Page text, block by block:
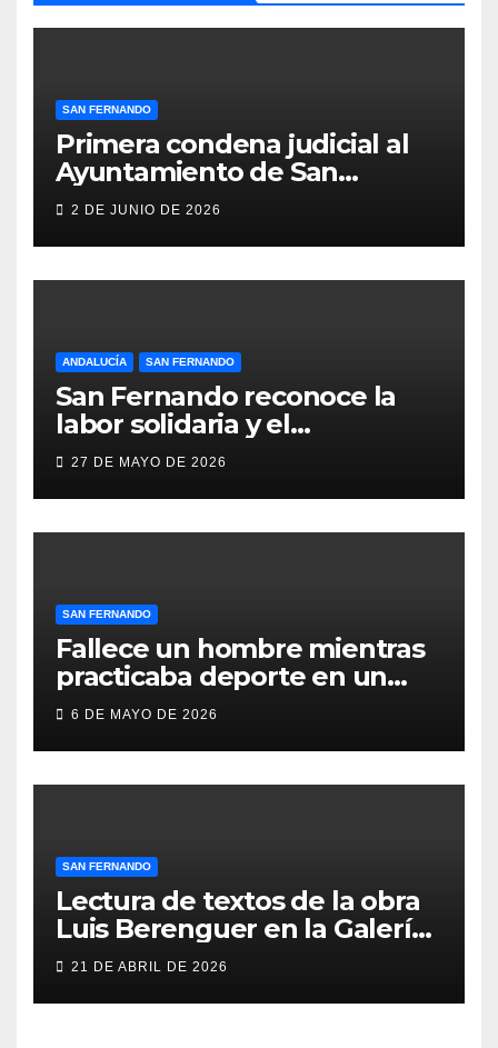
SAN FERNANDO
Primera condena judicial al
Ayuntamiento de San
Fernando por negar
locales lesionados en acto de
servicio
2 DE JUNIO DE 2026
ANDALUCÍA SAN FERNANDO
San Fernando reconoce la
labor solidaria y el
compromiso social de Juan y
San Fernando
27 DE MAYO DE 2026
SAN FERNANDO
Fallece un hombre mientras
practicaba deporte en un
gimnasio de San Fernando
6 DE MAYO DE 2026
SAN FERNANDO
Lectura de textos de la obra
Luis Berenguer en la Galería
ERA
21 DE ABRIL DE 2026